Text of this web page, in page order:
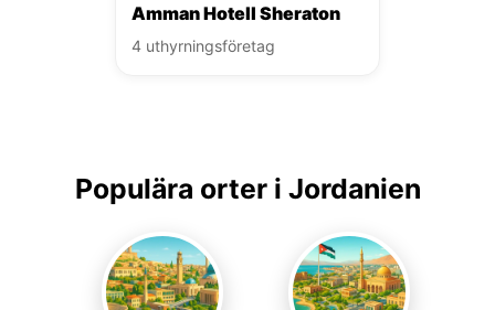
Amman Hotell Sheraton
4 uthyrningsföretag
Populära orter i Jordanien